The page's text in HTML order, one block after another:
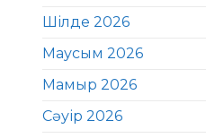
Шілде 2026
Маусым 2026
Мамыр 2026
Сәуір 2026